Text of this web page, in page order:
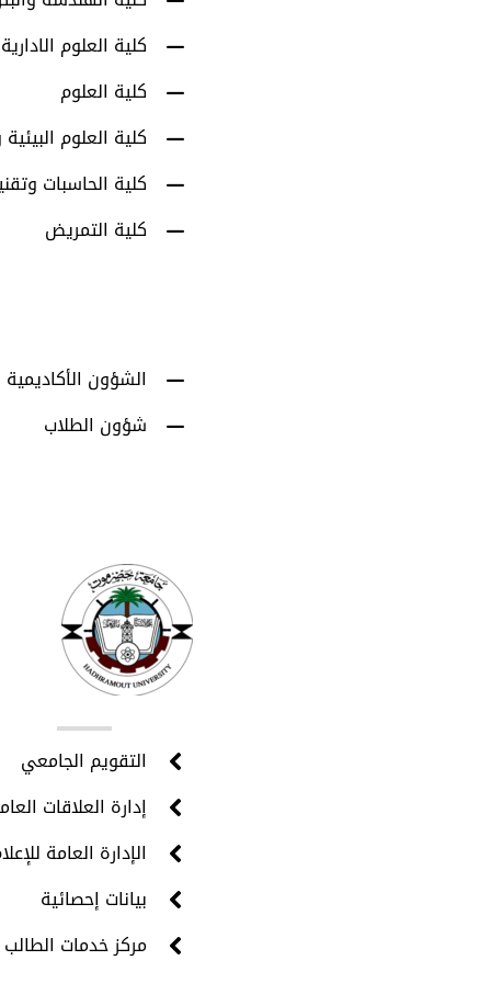
كلية العلوم الادارية
كلية العلوم
كلية العلوم البيئية
كلية الحاسبات
كلية التمريض
الشؤون الأكاديمية
شؤون الطلاب
التقويم الجامعي
إدارة العلاقات
الإدارة العامة
بيانات إحصائية
مركز خدمات